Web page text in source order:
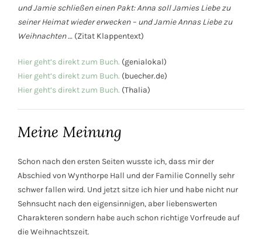
und Jamie schließen einen Pakt: Anna soll Jamies Liebe zu
seiner Heimat wieder erwecken – und Jamie Annas Liebe zu
Weihnachten … (Zitat Klappentext)
Hier geht’s direkt zum Buch. (genialokal)
Hier geht’s direkt zum Buch. (buecher.de)
Hier geht’s direkt zum Buch. (Thalia)
Meine Meinung
Schon nach den ersten Seiten wusste ich, dass mir der
Abschied von Wynthorpe Hall und der Familie Connelly sehr
schwer fallen wird. Und jetzt sitze ich hier und habe nicht nur
Sehnsucht nach den eigensinnigen, aber liebenswerten
Charakteren sondern habe auch schon richtige Vorfreude auf
die Weihnachtszeit.